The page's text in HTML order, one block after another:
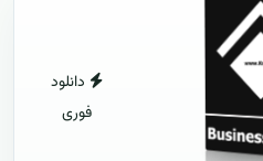
دانلود
فوری